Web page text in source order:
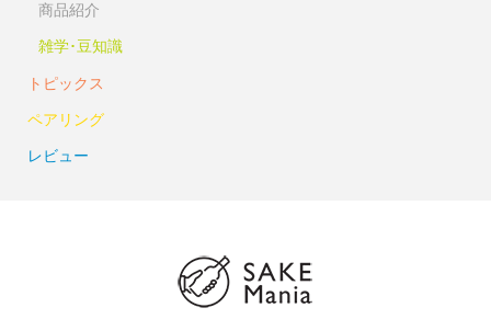
商品紹介
雑学･豆知識
トピックス
ペアリング
レビュー